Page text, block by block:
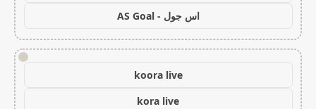
اس جول - AS Goal
!
koora live
kora live